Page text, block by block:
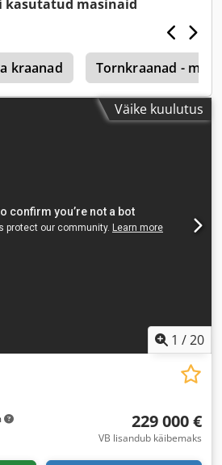
kasutatud masinaid
kraanad Tornkraanad -
Väike kuulutus
1 /20
229 000 €
VB lisandub käibemaks